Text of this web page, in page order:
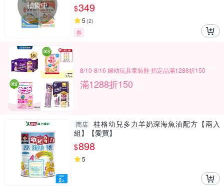
補貨中
$349
5 (2)
券
8/10-8/16 婦幼玩具童裝鞋 指定品滿1288折150
滿1288折150
商店
桂格幼兒多力羊奶深海魚油配方【兩入
組】【愛買】
$898
5